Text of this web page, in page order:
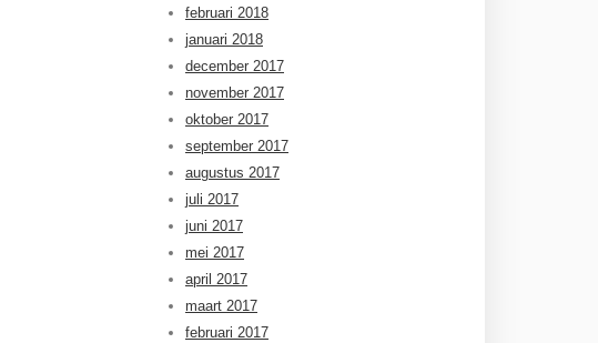
februari 2018
januari 2018
december 2017
november 2017
oktober 2017
september 2017
augustus 2017
juli 2017
juni 2017
mei 2017
april 2017
maart 2017
februari 2017